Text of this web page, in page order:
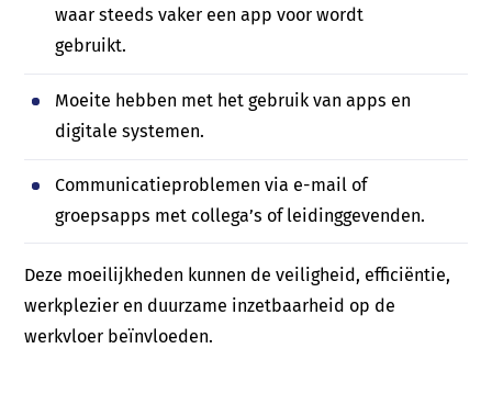
waar steeds vaker een app voor wordt
gebruikt.
Moeite hebben met het gebruik van apps en
digitale systemen.
Communicatieproblemen via e-mail of
groepsapps met collega’s of leidinggevenden.
Deze moeilijkheden kunnen de veiligheid, efficiëntie,
werkplezier en duurzame inzetbaarheid op de
werkvloer beïnvloeden.